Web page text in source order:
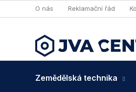
na
O nás Reklamační řád
Zemědělská technika